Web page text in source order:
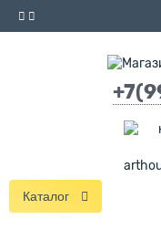
Каталог